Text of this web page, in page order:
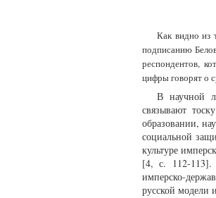
Как видно из
подписанию
респондентов,
цифры говорят о
В научной
связывают
образовании,
социальной
культуре
[4, с. 112-113].
имперско-
русской модели